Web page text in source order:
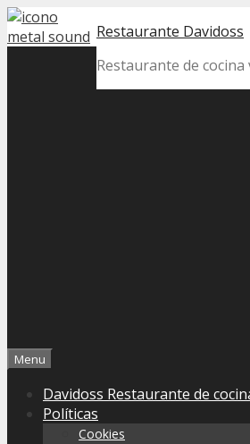
Skip
to
Restaurante Davidoss
Restaurante de cocina
Menu
Davidoss Restaurante de
Políticas
Cookies